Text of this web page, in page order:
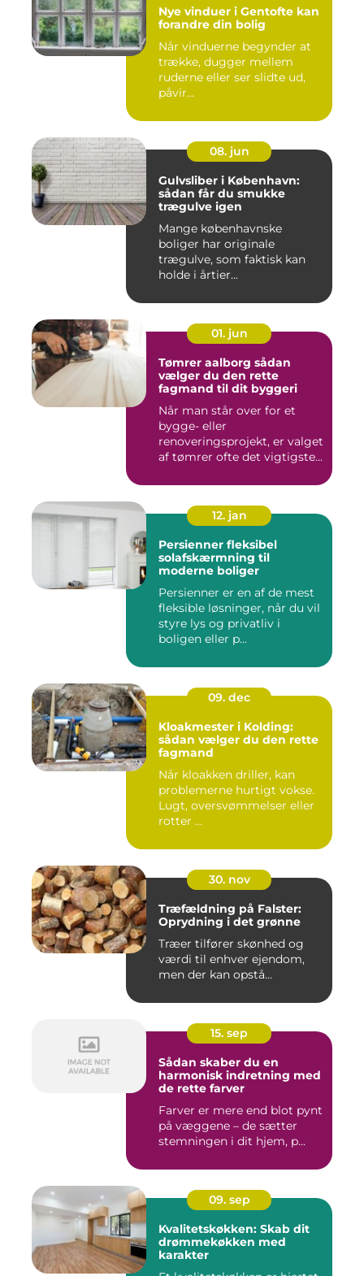
Nye vinduer i Gentofte kan
forandre din bolig
Når vinduerne begynder at
trække, dugger mellem
ruderne eller ser slidte ud,
påvir...
08. jun
Gulvsliber i København:
sådan får du smukke
trægulve igen
Mange københavnske
boliger har originale
trægulve, som faktisk kan
holde i årtier...
01. jun
Tømrer aalborg sådan
vælger du den rette
fagmand til dit byggeri
Når man står over for et
bygge- eller
renoveringsprojekt, er valget
af tømrer ofte det vigtigste
12. jan
Persienner fleksibel
solafskærmning til
moderne boliger
Persienner er en af de mest
fleksible løsninger, når du vil
styre lys og privatliv i
boligen eller p...
09. dec
Kloakmester i Kolding:
sådan vælger du den rette
fagmand
Når kloakken driller, kan
problemerne hurtigt vokse.
Lugt, oversvømmelser eller
rotter ...
30. nov
Træfældning på Falster:
Oprydning i det grønne
Træer tilfører skønhed og
værdi til enhver ejendom,
men der kan opstå...
15. sep
Sådan skaber du en
harmonisk indretning med
de rette farver
Farver er mere end blot pynt
på væggene – de sætter
stemningen i dit hjem, p...
09. sep
Kvalitetskøkken: Skab dit
drømmekøkken med
karakter